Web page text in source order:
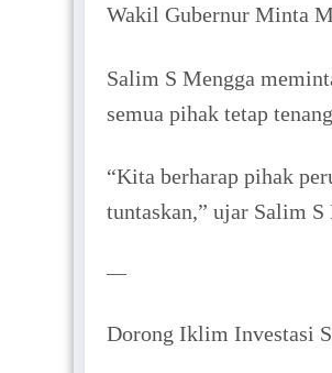
Wakil Gubernur Minta
Salim S Mengga
semua pihak tetap
“Kita berharap pihak
tuntaskan,” ujar Salim S
—
Dorong Iklim Investasi